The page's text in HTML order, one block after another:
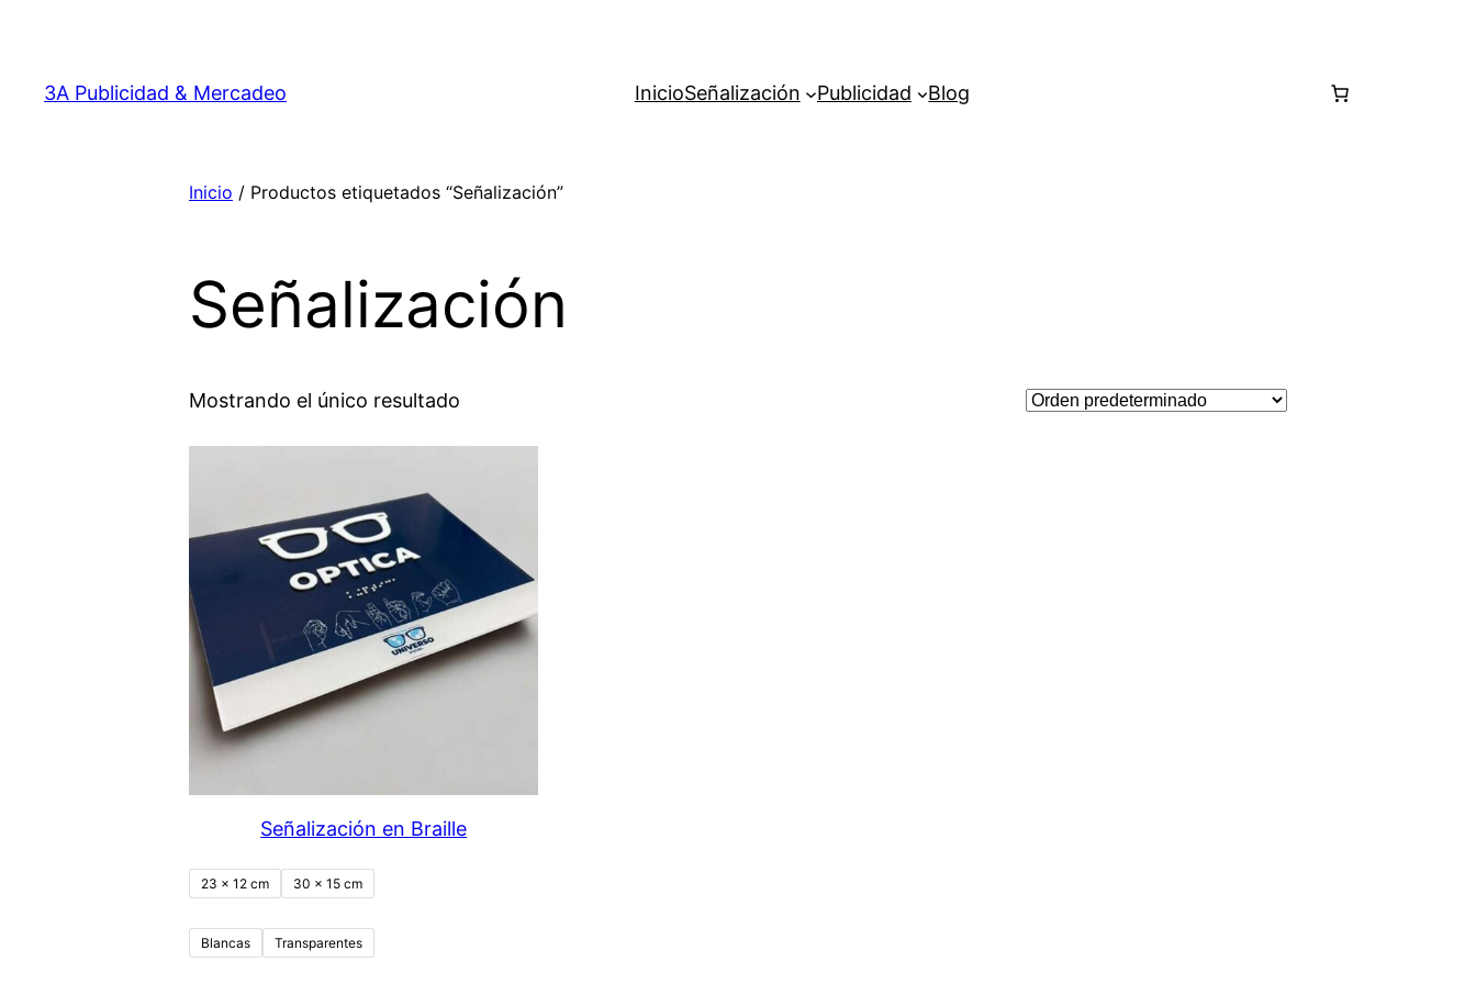
contenido
3A Publicidad & Mercadeo InicioSeñalización Publicidad Blog
Inicio / Productos etiquetados “Señalización”
Señalización
Mostrando el único resultado
Señalización en Braille
23 x 12 cm 30 x 15 cm
Blancas Transparentes